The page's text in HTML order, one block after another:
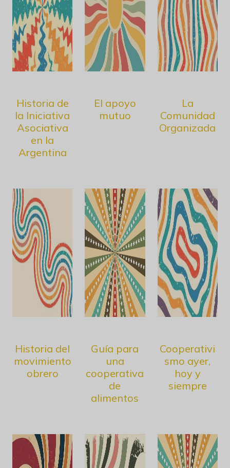
Historia de
la Iniciativa
Asociativa
en la
Argentina
El apoyo
mutuo
La
Comunidad
Organizada
Historia del
movimiento
obrero
Guía para
una
cooperativa
de
alimentos
Cooperativi
smo ayer,
hoy y
siempre